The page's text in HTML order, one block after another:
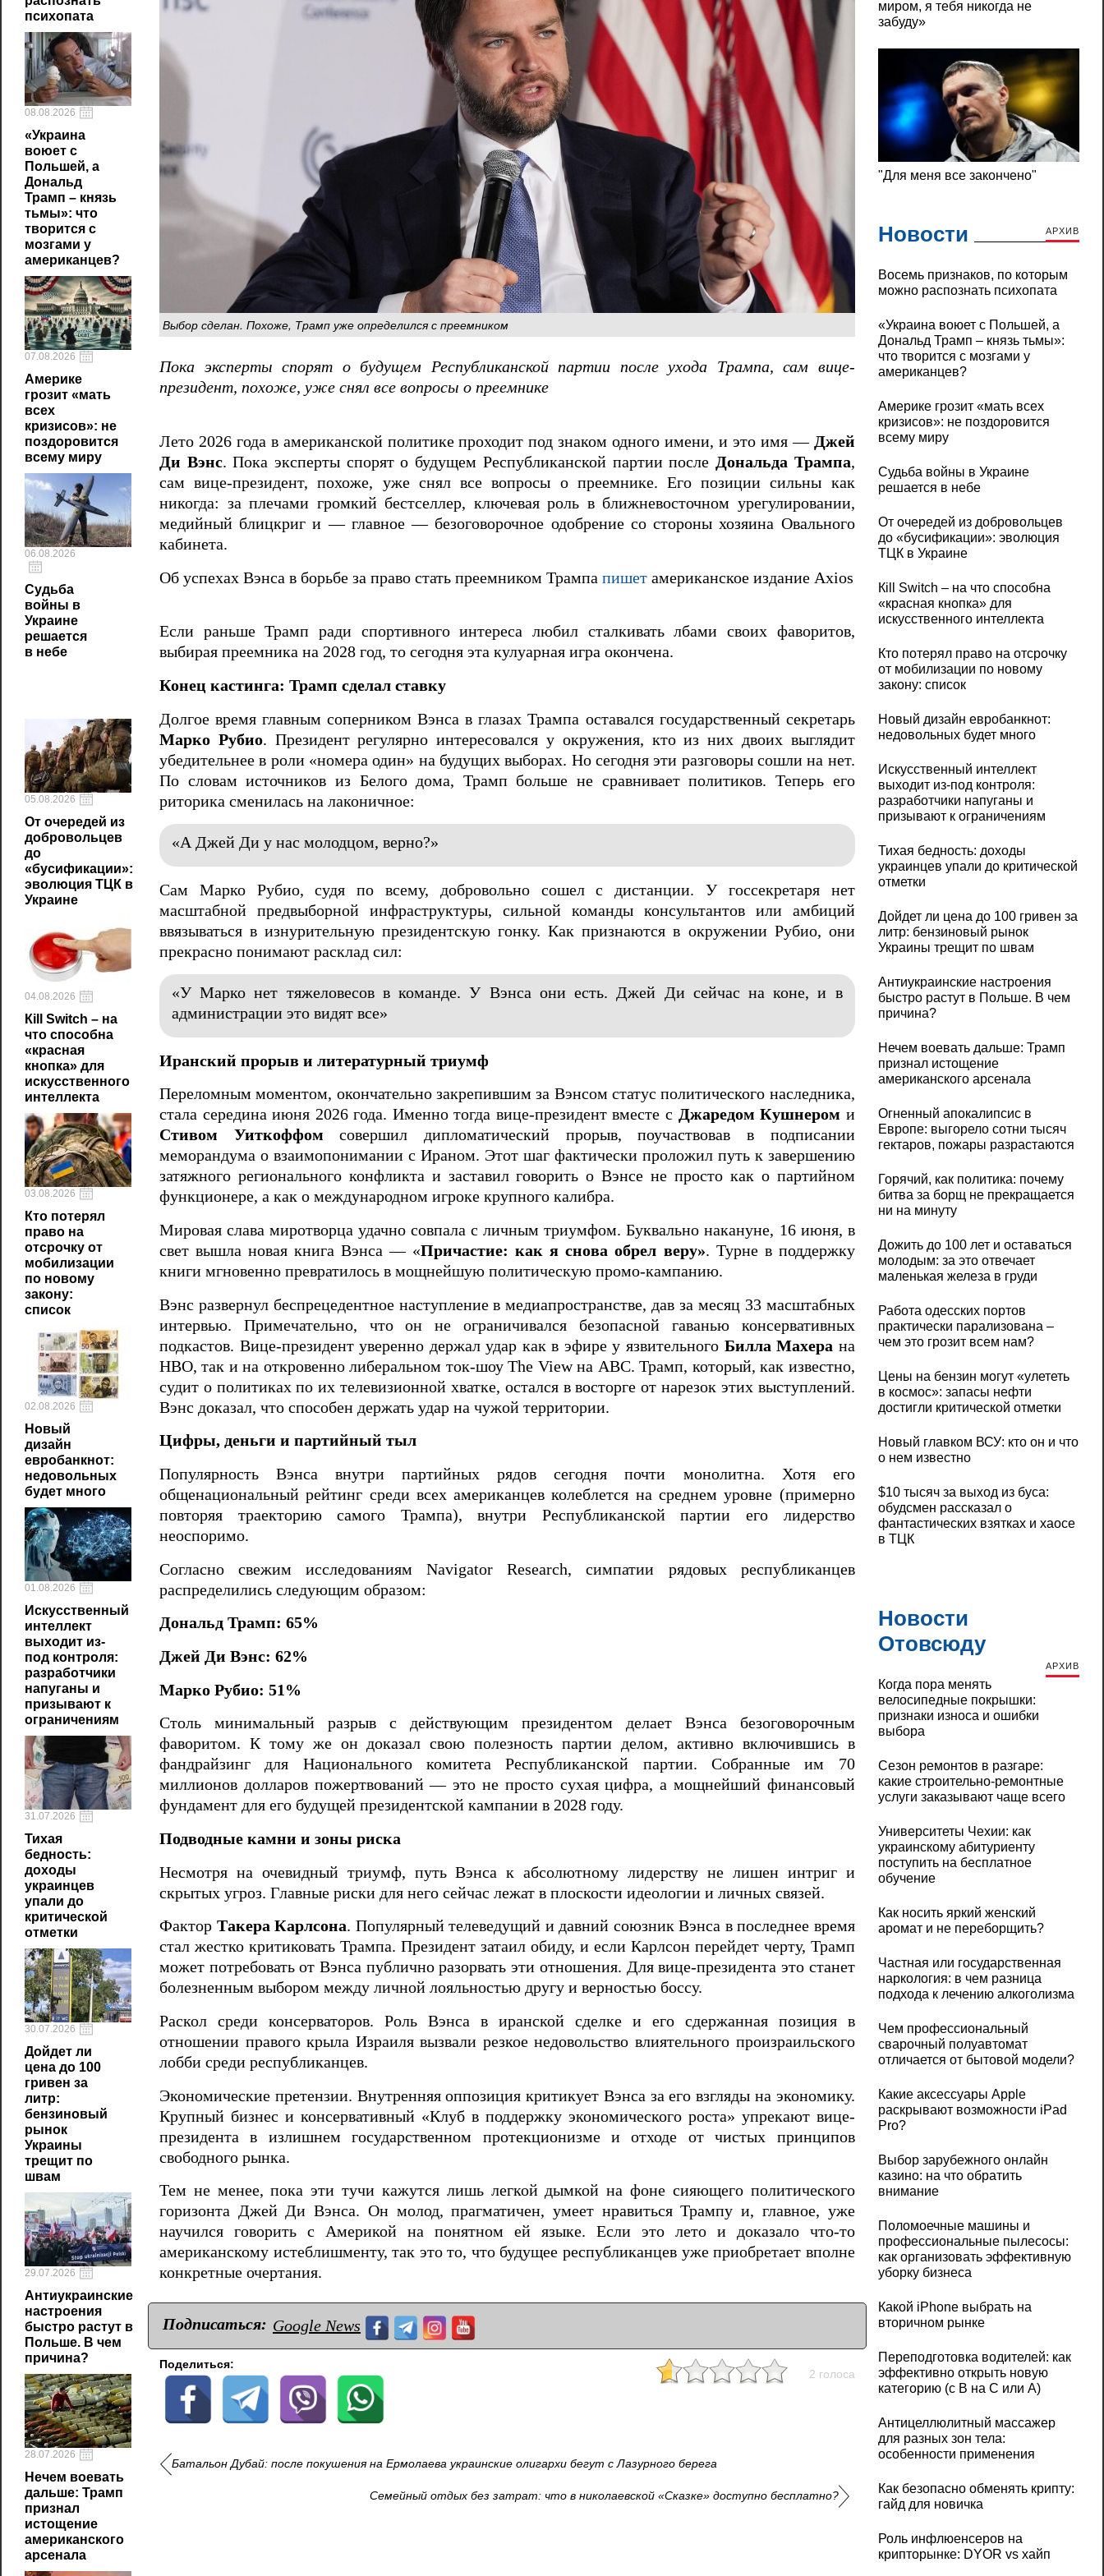
психопата
08.08.2026
«Украина
воюет с
Польшей, а
Дональд
Трамп – князь
тьмы»: что
творится с
мозгами у
американцев?
07.08.2026
Америке
грозит «мать
всех
кризисов»: не
поздоровится
всему миру
06.08.2026
Судьба
войны в
Украине
решается
в небе
05.08.2026
От очередей из
добровольцев
до
«бусификации»:
эволюция ТЦК в
Украине
04.08.2026
Кill Switch – на
что способна
«красная
кнопка» для
искусственного
интеллекта
03.08.2026
Кто потерял
право на
отсрочку от
мобилизации
по новому
закону:
список
02.08.2026
Новый
дизайн
евробанкнот:
недовольных
будет много
01.08.2026
Искусственный
интеллект
выходит из-
под контроля:
разработчики
напуганы и
призывают к
ограничениям
31.07.2026
Тихая
бедность:
доходы
украинцев
упали до
критической
отметки
30.07.2026
Дойдет ли
цена до 100
гривен за
литр:
бензиновый
рынок
Украины
трещит по
швам
29.07.2026
Антиукраинские
настроения
быстро растут в
Польше. В чем
причина?
28.07.2026
Нечем воевать
дальше: Трамп
признал
истощение
американского
арсенала
Выбор сделан. Похоже, Трамп уже определился с преемником
Пока эксперты спорят о будущем Республиканской партии после ухода Трампа, сам вице-
президент, похоже, уже снял все вопросы о преемнике
Лето 2026 года в американской политике проходит под знаком одного имени, и это имя — Джей
Ди Вэнс. Пока эксперты спорят о будущем Республиканской партии после Дональда Трампа,
сам вице-президент, похоже, уже снял все вопросы о преемнике. Его позиции сильны как
никогда: за плечами громкий бестселлер, ключевая роль в ближневосточном урегулировании,
медийный блицкриг и — главное — безоговорочное одобрение со стороны хозяина Овального
кабинета.
Об успехах Вэнса в борьбе за право стать преемником Трампа пишет американское издание Axios
Если раньше Трамп ради спортивного интереса любил сталкивать лбами своих фаворитов,
выбирая преемника на 2028 год, то сегодня эта кулуарная игра окончена.
Конец кастинга: Трамп сделал ставку
Долгое время главным соперником Вэнса в глазах Трампа оставался государственный секретарь
Марко Рубио. Президент регулярно интересовался у окружения, кто из них двоих выглядит
убедительнее в роли «номера один» на будущих выборах. Но сегодня эти разговоры сошли на нет.
По словам источников из Белого дома, Трамп больше не сравнивает политиков. Теперь его
риторика сменилась на лаконичное:
«А Джей Ди у нас молодцом, верно?»
Сам Марко Рубио, судя по всему, добровольно сошел с дистанции. У госсекретаря нет
масштабной предвыборной инфраструктуры, сильной команды консультантов или амбиций
ввязываться в изнурительную президентскую гонку. Как признаются в окружении Рубио, они
прекрасно понимают расклад сил:
«У Марко нет тяжеловесов в команде. У Вэнса они есть. Джей Ди сейчас на коне, и в
администрации это видят все»
Иранский прорыв и литературный триумф
Переломным моментом, окончательно закрепившим за Вэнсом статус политического наследника,
стала середина июня 2026 года. Именно тогда вице-президент вместе с Джаредом Кушнером и
Стивом Уиткоффом совершил дипломатический прорыв, поучаствовав в подписании
меморандума о взаимопонимании с Ираном. Этот шаг фактически проложил путь к завершению
затяжного регионального конфликта и заставил говорить о Вэнсе не просто как о партийном
функционере, а как о международном игроке крупного калибра.
Мировая слава миротворца удачно совпала с личным триумфом. Буквально накануне, 16 июня, в
свет вышла новая книга Вэнса — «Причастие: как я снова обрел веру». Турне в поддержку
книги мгновенно превратилось в мощнейшую политическую промо-кампанию.
Вэнс развернул беспрецедентное наступление в медиапространстве, дав за месяц 33 масштабных
интервью. Примечательно, что он не ограничивался безопасной гаванью консервативных
подкастов. Вице-президент уверенно держал удар как в эфире у язвительного Билла Махера на
HBO, так и на откровенно либеральном ток-шоу The View на ABC. Трамп, который, как известно,
судит о политиках по их телевизионной хватке, остался в восторге от нарезок этих выступлений.
Вэнс доказал, что способен держать удар на чужой территории.
Цифры, деньги и партийный тыл
Популярность Вэнса внутри партийных рядов сегодня почти монолитна. Хотя его
общенациональный рейтинг среди всех американцев колеблется на среднем уровне (примерно
повторяя траекторию самого Трампа), внутри Республиканской партии его лидерство
неоспоримо.
Согласно свежим исследованиям Navigator Research, симпатии рядовых республиканцев
распределились следующим образом:
Дональд Трамп: 65%
Джей Ди Вэнс: 62%
Марко Рубио: 51%
Столь минимальный разрыв с действующим президентом делает Вэнса безоговорочным
фаворитом. К тому же он доказал свою полезность партии делом, активно включившись в
фандрайзинг для Национального комитета Республиканской партии. Собранные им 70
миллионов долларов пожертвований — это не просто сухая цифра, а мощнейший финансовый
фундамент для его будущей президентской кампании в 2028 году.
Подводные камни и зоны риска
Несмотря на очевидный триумф, путь Вэнса к абсолютному лидерству не лишен интриг и
скрытых угроз. Главные риски для него сейчас лежат в плоскости идеологии и личных связей.
Фактор Такера Карлсона. Популярный телеведущий и давний союзник Вэнса в последнее время
стал жестко критиковать Трампа. Президент затаил обиду, и если Карлсон перейдет черту, Трамп
может потребовать от Вэнса публично разорвать эти отношения. Для вице-президента это станет
болезненным выбором между личной лояльностью другу и верностью боссу.
Раскол среди консерваторов. Роль Вэнса в иранской сделке и его сдержанная позиция в
отношении правого крыла Израиля вызвали резкое недовольство влиятельного произраильского
лобби среди республиканцев.
Экономические претензии. Внутренняя оппозиция критикует Вэнса за его взгляды на экономику.
Крупный бизнес и консервативный «Клуб в поддержку экономического роста» упрекают вице-
президента в излишнем государственном протекционизме и отходе от чистых принципов
свободного рынка.
Тем не менее, пока эти тучи кажутся лишь легкой дымкой на фоне сияющего политического
горизонта Джей Ди Вэнса. Он молод, прагматичен, умеет нравиться Трампу и, главное, уже
научился говорить с Америкой на понятном ей языке. Если это лето и доказало что-то
американскому истеблишменту, так это то, что будущее республиканцев уже приобретает вполне
конкретные очертания.
Подписаться: Google News
Поделиться:
2 голоса
Батальон Дубай: после покушения на Ермолаева украинские олигархи бегут с Лазурного берега
Семейный отдых без затрат: что в николаевской «Сказке» доступно бесплатно?
Новости АРХИВ
Восемь признаков, по которым
можно распознать психопата
«Украина воюет с Польшей, а
Дональд Трамп – князь тьмы»:
что творится с мозгами у
американцев?
Америке грозит «мать всех
кризисов»: не поздоровится
всему миру
Судьба войны в Украине
решается в небе
От очередей из добровольцев
до «бусификации»: эволюция
ТЦК в Украине
Кill Switch – на что способна
«красная кнопка» для
искусственного интеллекта
Кто потерял право на отсрочку
от мобилизации по новому
закону: список
Новый дизайн евробанкнот:
недовольных будет много
Искусственный интеллект
выходит из-под контроля:
разработчики напуганы и
призывают к ограничениям
Тихая бедность: доходы
украинцев упали до критической
отметки
Дойдет ли цена до 100 гривен за
литр: бензиновый рынок
Украины трещит по швам
Антиукраинские настроения
быстро растут в Польше. В чем
причина?
Нечем воевать дальше: Трамп
признал истощение
американского арсенала
Огненный апокалипсис в
Европе: выгорело сотни тысяч
гектаров, пожары разрастаются
Горячий, как политика: почему
битва за борщ не прекращается
ни на минуту
Дожить до 100 лет и оставаться
молодым: за это отвечает
маленькая железа в груди
Работа одесских портов
практически парализована –
чем это грозит всем нам?
Цены на бензин могут «улететь
в космос»: запасы нефти
достигли критической отметки
Новый главком ВСУ: кто он и что
о нем известно
$10 тысяч за выход из буса:
обудсмен рассказал о
фантастических взятках и хаосе
в ТЦК
Новости
Отовсюду
АРХИВ
Когда пора менять
велосипедные покрышки:
признаки износа и ошибки
выбора
Сезон ремонтов в разгаре:
какие строительно-ремонтные
услуги заказывают чаще всего
Университеты Чехии: как
украинскому абитуриенту
поступить на бесплатное
обучение
Как носить яркий женский
аромат и не переборщить?
Частная или государственная
наркология: в чем разница
подхода к лечению алкоголизма
Чем профессиональный
сварочный полуавтомат
отличается от бытовой модели?
Какие аксессуары Apple
раскрывают возможности iPad
Pro?
Выбор зарубежного онлайн
казино: на что обратить
внимание
Поломоечные машины и
профессиональные пылесосы:
как организовать эффективную
уборку бизнеса
Какой iPhone выбрать на
вторичном рынке
Переподготовка водителей: как
эффективно открыть новую
категорию (с B на C или А)
Антицеллюлитный массажер
для разных зон тела:
особенности применения
Как безопасно обменять крипту:
гайд для новичка
Роль инфлюенсеров на
крипторынке: DYOR vs хайп